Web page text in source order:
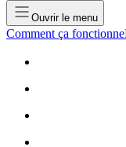
Ouvrir le menu
Comment ça fonctionne